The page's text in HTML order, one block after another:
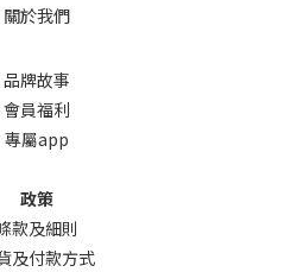
關於我們
品牌故事
會員福利
專屬app
政策
款及細則
及付款方式